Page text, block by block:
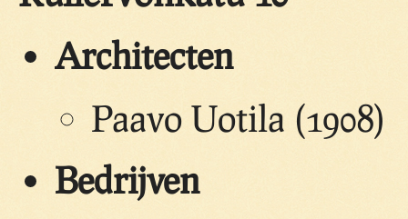
Architecten
Paavo Uotila (1908)
Bedrijven